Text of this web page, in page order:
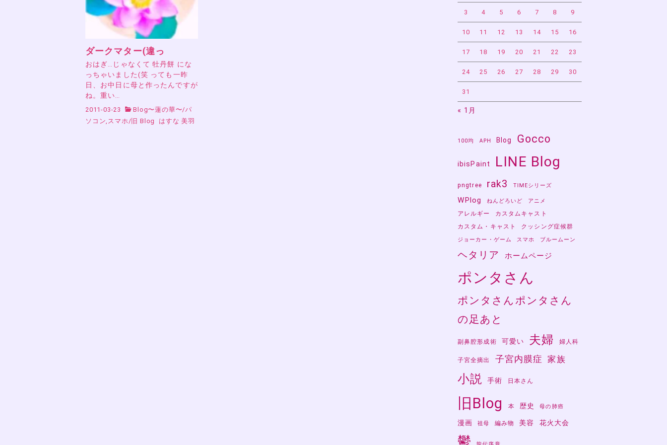
ダークマター(違っ
おはぎ…じゃなくて 牡丹餅 にな
っちゃいました(笑 っても一昨
日、お中日に母と作ったんですが
ね。重い…
2011-03-23 Blog〜蓮の華〜/パ
ソコン,スマホ/ 旧 Blog はすな 美羽
3 4 5 6 7 8 9
10 11 12 13 14 15 16
17 18 19 20 21 22 23
24 25 26 27 28 29 30
31
« 1月
100均 APH Blog Gocco
ibisPaint LINE Blog
pngtree rak3 TIMEシリーズ
WPlog ねんどろいど アニメ
アレルギー
カスタムキャスト
カスタム・キャスト
クッシング症候群
ジョーカー・ゲーム スマホ ブルームーン
ヘタリア ホームページ
ポンタさん
ポンタさんポンタさん
の足あと
副鼻腔形成術 可愛い 夫婦 婦人科
子宮全摘出 子宮内膜症 家族
小説 手術 日本さん
旧Blog 本 歴史 母の肺癌
漫画 祖母 編み物 美容 花火大会
鬱